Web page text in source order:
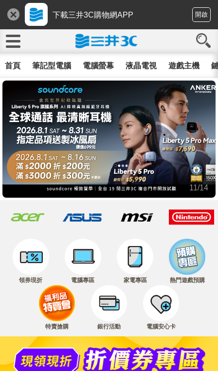
下載三井3C購物網APP 開啟
首頁 筆記型電腦 電腦螢幕 液晶電視 遊戲主機
11/14
領券現折 電腦專區 家電專區 熱門遊戲預購
特賣搶購 銀行活動 電腦安心卡